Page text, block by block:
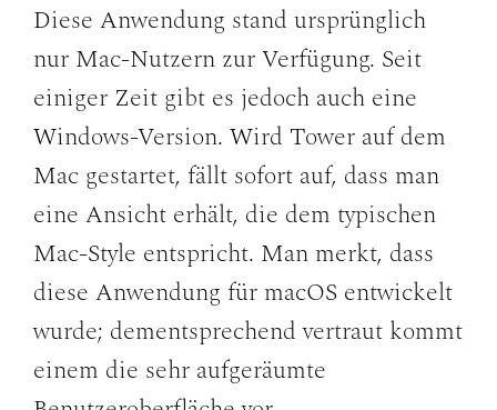
Diese Anwendung stand ursprünglich
nur Mac-Nutzern zur Verfügung. Seit
einiger Zeit gibt es jedoch auch eine
Windows-Version. Wird Tower auf dem
Mac gestartet, fällt sofort auf, dass man
eine Ansicht erhält, die dem typischen
Mac-Style entspricht. Man merkt, dass
diese Anwendung für macOS entwickelt
wurde; dementsprechend vertraut kommt
einem die sehr aufgeräumte